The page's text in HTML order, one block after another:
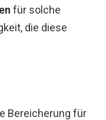
für solche
die diese
Bereicherung für